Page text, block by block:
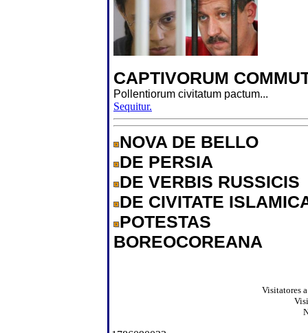
CAPTIVORUM
Pollentiorum civitatum pactum...
Sequitur.
NOVA DE BELLO
DE PERSIA
DE VERBIS RUSSICIS
DE CIVITATE
POTESTAS
BOREOCOREANA
Visitatores